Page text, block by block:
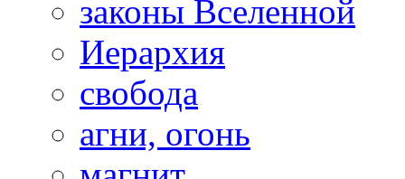
законы Вселенной
Иерархия
свобода
агни, огонь